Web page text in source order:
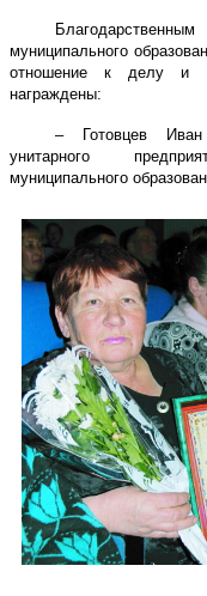
муниципального
отношение к делу и в
награждены:
– Готовцев Иван
унитарного
муниципального